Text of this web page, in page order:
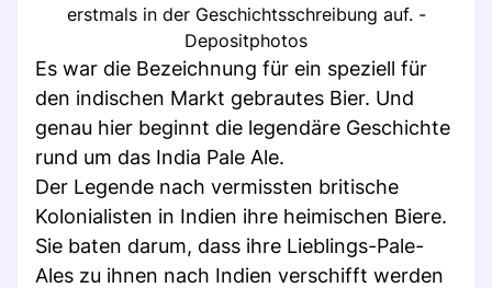
erstmals in der Geschichtsschreibung auf. -
Depositphotos
Es war die Bezeichnung für ein speziell für
den indischen Markt gebrautes Bier. Und
genau hier beginnt die legendäre Geschichte
rund um das India Pale Ale.
Der Legende nach vermissten britische
Kolonialisten in Indien ihre heimischen Biere.
Sie baten darum, dass ihre Lieblings-Pale-
Ales zu ihnen nach Indien verschifft werden